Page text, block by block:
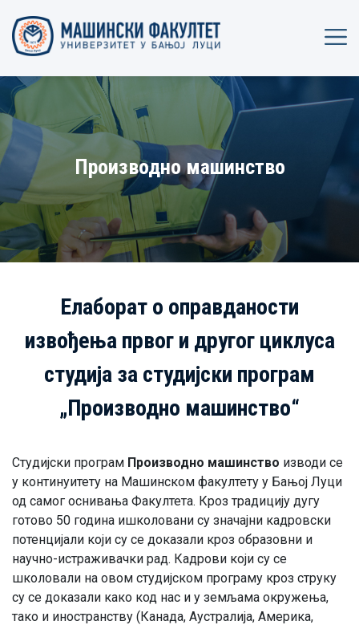
Производно машинство
Елаборат о оправданости
извођења првог и другог циклуса
студија за студијски програм
„Производно машинство“
Студијски програм Производно машинство изводи се
у континуитету на Машинском факултету у Бањој Луци
од самог оснивања Факултета. Кроз традицију дугу
готово 50 година ишколовани су значајни кадровски
потенцијали који су се доказали кроз образовни и
научно-истраживачки рад. Кадрови који су се
школовали на овом студијском програму кроз струку
су се доказали како код нас и у земљама окружења,
тако и иностранству (Канада, Аустралија, Америка,